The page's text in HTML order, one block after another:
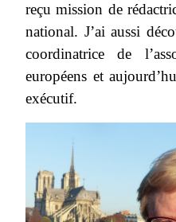
reçu mission de
national. J’ai aussi
coordinatrice de
européens et
exécutif.